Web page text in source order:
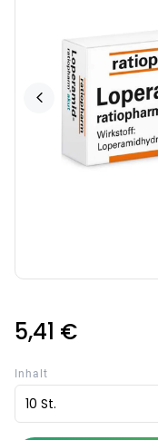
5,41 €
Inhalt
10 St.